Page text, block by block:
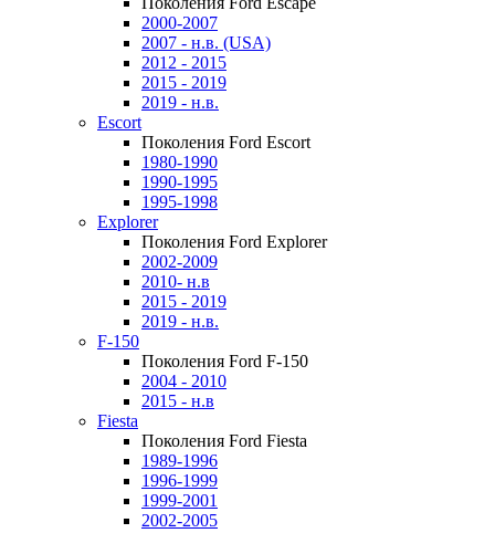
2000-2007
2007 - н.в. (USA)
2012 - 2015
2015 - 2019
2019 - н.в.
Escort
Поколения Ford Escort
1980-1990
1990-1995
1995-1998
Explorer
Поколения Ford Explorer
2002-2009
2010- н.в
2015 - 2019
2019 - н.в.
F-150
Поколения Ford F-150
2004 - 2010
2015 - н.в
Fiesta
Поколения Ford Fiesta
1989-1996
1996-1999
1999-2001
2002-2005